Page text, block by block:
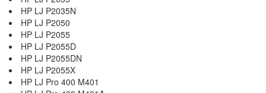
HP LJ P2035N
HP LJ P2050
HP LJ P2055
HP LJ P2055D
HP LJ P2055DN
HP LJ P2055X
HP LJ Pro 400 M401